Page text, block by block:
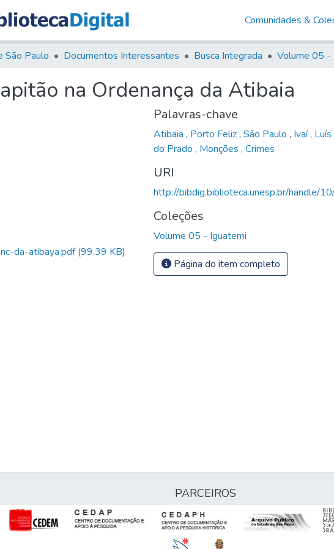
Comunidades &
São Paulo Documentos Interessantes Busca Integrada Volume 05 -
na Ordenança da Atibaia
da-atibaya.pdf(99,39 KB)
Palavras-chave
Atibaia , Porto Feliz, São Paulo , Ivaí,
do Prado , Monções , Crimes
URI
http://bibdig.biblioteca.unesp.br/handle/
Coleções
Volume 05 - Iguatemi
Página do item completo
PARCEIROS